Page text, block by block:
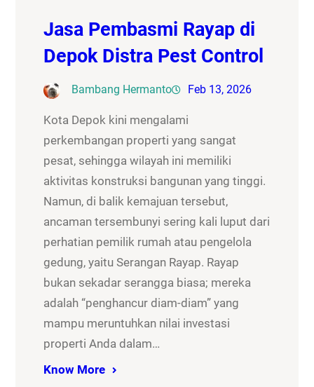
Jasa Pembasmi Rayap di
Depok Distra Pest Control
Bambang Hermanto Feb 13, 2026
Kota Depok kini mengalami
perkembangan properti yang sangat
pesat, sehingga wilayah ini memiliki
aktivitas konstruksi bangunan yang tinggi.
Namun, di balik kemajuan tersebut,
ancaman tersembunyi sering kali luput dari
perhatian pemilik rumah atau pengelola
gedung, yaitu Serangan Rayap. Rayap
bukan sekadar serangga biasa; mereka
adalah “penghancur diam-diam” yang
mampu meruntuhkan nilai investasi
properti Anda dalam…
Know More